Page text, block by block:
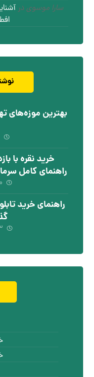
سارا موسوی در
بهترین موزه‌های
خرید نقره با
راهنمای کامل
راهنمای خرید
۳